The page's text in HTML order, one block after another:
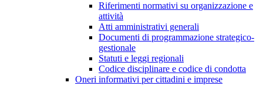
Riferimenti normativi su organizzazione e
attività
Atti amministrativi generali
Documenti di programmazione strategico-
gestionale
Statuti e leggi regionali
Codice disciplinare e codice di condotta
Oneri informativi per cittadini e imprese